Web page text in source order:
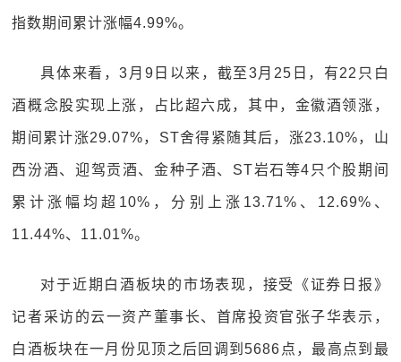
指数期间累计涨幅4.99%。
具体来看，3月9日以来，截至3月25日，有22只白
酒概念股实现上涨，占比超六成，其中，金徽酒领涨，
期间累计涨29.07%，ST舍得紧随其后，涨23.10%，山
西汾酒、迎驾贡酒、金种子酒、ST岩石等4只个股期间
累计涨幅均超10%，分别上涨13.71%、12.69%、
11.44%、11.01%。
对于近期白酒板块的市场表现，接受《证券日报》
记者采访的云一资产董事长、首席投资官张子华表示，
白酒板块在一月份见顶之后回调到5686点，最高点到最